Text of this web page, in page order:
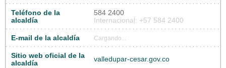
Teléfono de la
alcaldía
584 2400
Internacional: +57 584 2400
E-mail de la alcaldía Cargando...
Sitio web oficial de la
alcaldía
valledupar-cesar.gov.co